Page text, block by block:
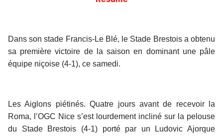
Dans son stade Francis-Le Blé, le Stade Brestois a obtenu
sa première victoire de la saison en dominant une pâle
équipe niçoise (4-1), ce samedi.
Les Aiglons piétinés. Quatre jours avant de recevoir la
Roma, l’OGC Nice s’est lourdement incliné sur la pelouse
du Stade Brestois (4-1) porté par un Ludovic Ajorque